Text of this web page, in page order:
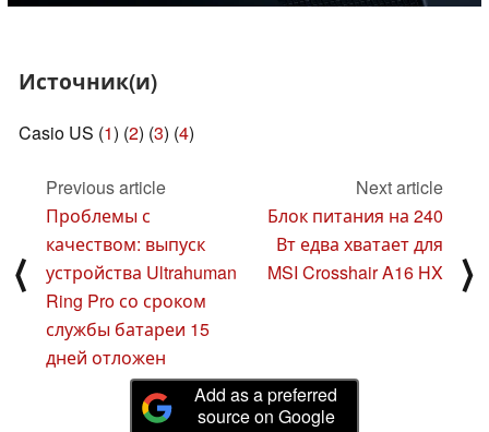
Источник(и)
Casio US (1) (2) (3) (4)
⟨
Previous article
Проблемы с
качеством: выпуск
устройства Ultrahuman
Ring Pro со сроком
службы батареи 15
дней отложен
Next article
Блок питания на 240
Вт едва хватает для
MSI Crosshair A16 HX
⟩
Add as a preferred
source on Google